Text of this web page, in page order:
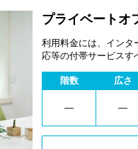
プライベートオ
利用料金には、インタ
応等の付帯サービスす
階数
広さ
― ―